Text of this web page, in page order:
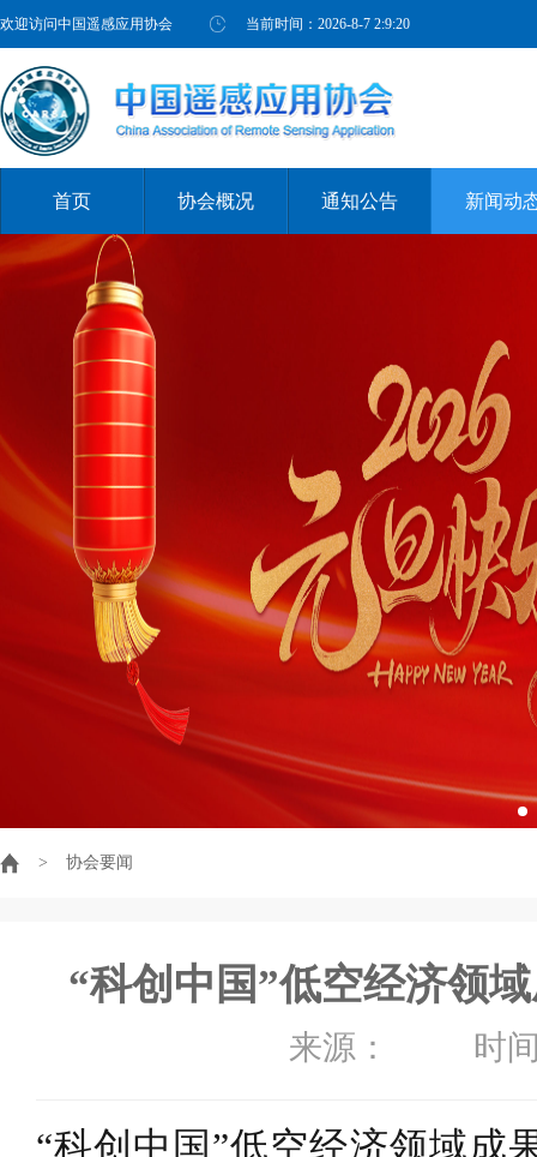
欢迎访问中国遥感应用协会 当前时间： 2026-8-7 2:9:21
首页 协会概况 通知公告 新闻动
> 协会要闻
“科创中国”低空经济领
来源： 时间
“科创中国”低空经济领域成